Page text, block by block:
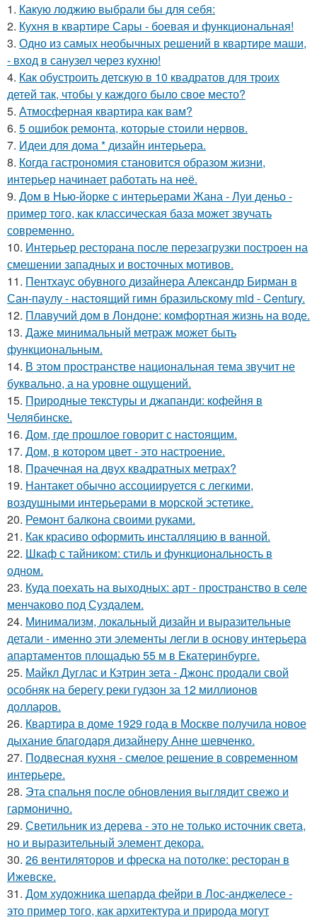
1. Какую лоджию выбрали бы для себя:
2. Кухня в квартире Сары - боевая и функциональная!
3. Одно из самых необычных решений в квартире маши,
- вход в санузел через кухню!
4. Как обустроить детскую в 10 квадратов для троих
детей так, чтобы у каждого было свое место?
5. Атмосферная квартира как вам?
6. 5 ошибок ремонта, которые стоили нервов.
7. Идеи для дома * дизайн интерьера.
8. Когда гастрономия становится образом жизни,
интерьер начинает работать на неё.
9. Дом в Нью-йорке с интерьерами Жана - Луи деньо -
пример того, как классическая база может звучать
современно.
10. Интерьер ресторана после перезагрузки построен на
смешении западных и восточных мотивов.
11. Пентхаус обувного дизайнера Александр Бирман в
Сан-паулу - настоящий гимн бразильскому mid - Century.
12. Плавучий дом в Лондоне: комфортная жизнь на воде.
13. Даже минимальный метраж может быть
функциональным.
14. В этом пространстве национальная тема звучит не
буквально, а на уровне ощущений.
15. Природные текстуры и джапанди: кофейня в
Челябинске.
16. Дом, где прошлое говорит с настоящим.
17. Дом, в котором цвет - это настроение.
18. Прачечная на двух квадратных метрах?
19. Нантакет обычно ассоциируется с легкими,
воздушными интерьерами в морской эстетике.
20. Ремонт балкона своими руками.
21. Как красиво оформить инсталляцию в ванной.
22. Шкаф с тайником: стиль и функциональность в
одном.
23. Куда поехать на выходных: арт - пространство в селе
менчаково под Суздалем.
24. Минимализм, локальный дизайн и выразительные
детали - именно эти элементы легли в основу интерьера
апартаментов площадью 55 м в Екатеринбурге.
25. Майкл Дуглас и Кэтрин зета - Джонс продали свой
особняк на берегу реки гудзон за 12 миллионов
долларов.
26. Квартира в доме 1929 года в Москве получила новое
дыхание благодаря дизайнеру Анне шевченко.
27. Подвесная кухня - смелое решение в современном
интерьере.
28. Эта спальня после обновления выглядит свежо и
гармонично.
29. Светильник из дерева - это не только источник света,
но и выразительный элемент декора.
30. 26 вентиляторов и фреска на потолке: ресторан в
Ижевске.
31. Дом художника шепарда фейри в Лос-анджелесе -
это пример того, как архитектура и природа могут